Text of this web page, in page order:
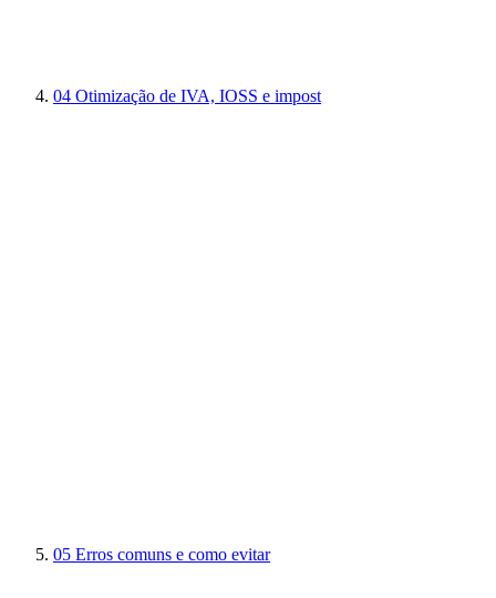
04 Otimização de IVA, IOSS e impost
05 Erros comuns e como evitar